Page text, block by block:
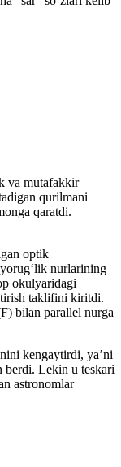
va mutafakkir
qurilmani
qaratdi.
optik
nurlarining
okulyaridagi
taklifini kiritdi.
bilan parallel nurga
kengaytirdi, yaʼni
berdi. Lekin u teskari
astronomlar